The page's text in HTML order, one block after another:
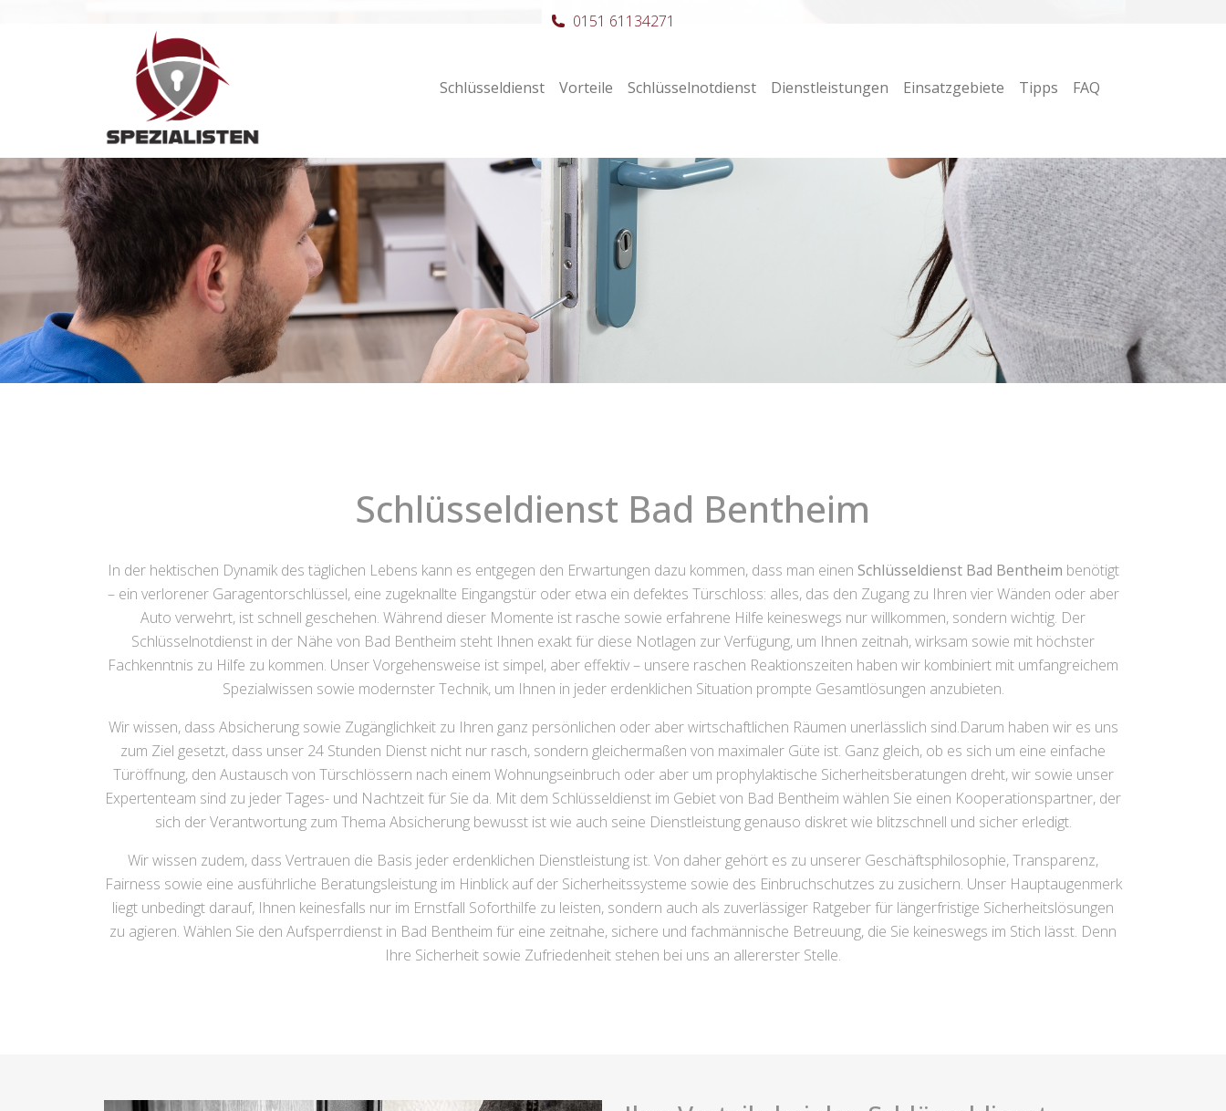
Hauptnavigation Schlüsseldienst Vorteile Schlüsselnotdienst Dienstleistungen Einsatzgebiete Tipps FAQ
0151 61134271
Schlüsseldienst Bad Bentheim
In der hektischen Dynamik des täglichen Lebens kann es entgegen den Erwartungen dazu kommen, dass man einen Schlüsseldienst Bad Bentheim benötigt
– ein verlorener Garagentorschlüssel, eine zugeknallte Eingangstür oder etwa ein defektes Türschloss: alles, das den Zugang zu Ihren vier Wänden oder aber
Auto verwehrt, ist schnell geschehen. Während dieser Momente ist rasche sowie erfahrene Hilfe keineswegs nur willkommen, sondern wichtig. Der
Schlüsselnotdienst in der Nähe von Bad Bentheim steht Ihnen exakt für diese Notlagen zur Verfügung, um Ihnen zeitnah, wirksam sowie mit höchster
Fachkenntnis zu Hilfe zu kommen. Unser Vorgehensweise ist simpel, aber effektiv – unsere raschen Reaktionszeiten haben wir kombiniert mit umfangreichem
Spezialwissen sowie modernster Technik, um Ihnen in jeder erdenklichen Situation prompte Gesamtlösungen anzubieten.
Wir wissen, dass Absicherung sowie Zugänglichkeit zu Ihren ganz persönlichen oder aber wirtschaftlichen Räumen unerlässlich sind.Darum haben wir es uns
zum Ziel gesetzt, dass unser 24 Stunden Dienst nicht nur rasch, sondern gleichermaßen von maximaler Güte ist. Ganz gleich, ob es sich um eine einfache
Türöffnung, den Austausch von Türschlössern nach einem Wohnungseinbruch oder aber um prophylaktische Sicherheitsberatungen dreht, wir sowie unser
Expertenteam sind zu jeder Tages- und Nachtzeit für Sie da. Mit dem Schlüsseldienst im Gebiet von Bad Bentheim wählen Sie einen Kooperationspartner, der
sich der Verantwortung zum Thema Absicherung bewusst ist wie auch seine Dienstleistung genauso diskret wie blitzschnell und sicher erledigt.
Wir wissen zudem, dass Vertrauen die Basis jeder erdenklichen Dienstleistung ist. Von daher gehört es zu unserer Geschäftsphilosophie, Transparenz,
Fairness sowie eine ausführliche Beratungsleistung im Hinblick auf der Sicherheitssysteme sowie des Einbruchschutzes zu zusichern. Unser Hauptaugenmerk
liegt unbedingt darauf, Ihnen keinesfalls nur im Ernstfall Soforthilfe zu leisten, sondern auch als zuverlässiger Ratgeber für längerfristige Sicherheitslösungen
zu agieren. Wählen Sie den Aufsperrdienst in Bad Bentheim für eine zeitnahe, sichere und fachmännische Betreuung, die Sie keineswegs im Stich lässt. Denn
Ihre Sicherheit sowie Zufriedenheit stehen bei uns an allererster Stelle.